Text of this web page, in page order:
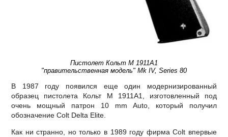
Пистолет Кольт М 1911А1
"правительственная модель" Mk IV, Series 80
В 1987 году появился еще один модернизированный
образец пистолета Кольт М 1911А1, изготовленный под
очень мощный патрон 10 mm Auto, который получил
обозначение Соlt Delta Elite.
Как ни странно, но только в 1989 году фирма Colt впервые